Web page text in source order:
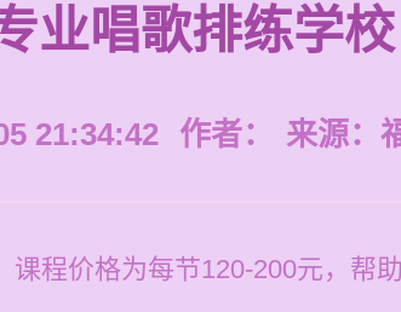
业唱歌排练学校
21:34:42 作者： 来源：
程价格为每节120-200元，帮